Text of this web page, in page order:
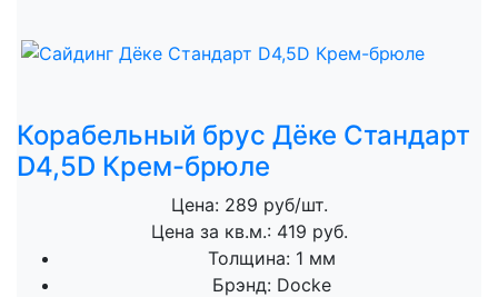
Корабельный брус Дёке Стандарт
D4,5D Крем-брюле
Цена: 289 руб/шт.
Цена за кв.м.: 419 руб.
Толщина: 1 мм
Брэнд: Docke